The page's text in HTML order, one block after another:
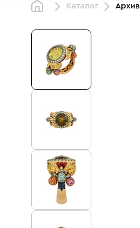
Каталог Архив